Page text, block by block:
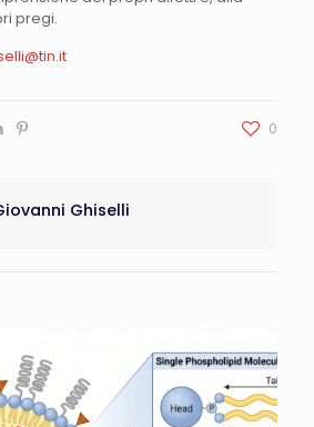
pregi.
0
Ghiselli